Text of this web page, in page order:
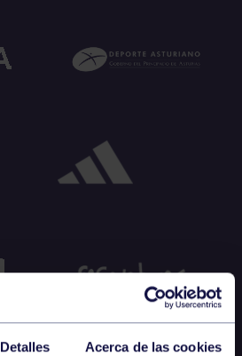
Detalles Acerca de las cookies